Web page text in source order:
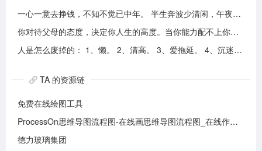
一心一意去挣钱，不知不觉已中年。 半生奔波少清闲，午夜孤枕难入眠。 青山不老我不闲，一生忙碌为油盐。 风风雨雨几十载，转眼黄土埋胸前。 我笑青山颜不变，青山笑我已暮年。 如牛到老不得闲，得闲已与山共眠。 半生风雨半生寒，一杯浊酒敬流年。 回首过往半生路，七分酸楚三分甜。 岁月赠我两鬓霜，红尘赐我一身伤。 尝遍人间千般苦，颜衰依旧笑夕阳。
你对待父母的态度，决定你人生的高度。当你能力配不上你的欲望的时候，要学会控制欲望，并对自己的能力有认知、对自己的消费有规划、对自己的欲望有克制。
人是怎么废掉的： 1、懒。 2、清高。 3、爱拖延。 4、沉迷美色。 5、没有自控力。 6、不思考不学习。 7、安慰式自我欺骗。 8、胆小如鼠不敢打拼。 9、不懂示弱找别人帮助。 10、满脑子都是鸡毛蒜皮，忽略重大事情的选择。
TA 的资源链
免费在线绘图工具
ProcessOn思维导图流程图-在线画思维导图流程图_在线作图实时协作
德力玻璃集团